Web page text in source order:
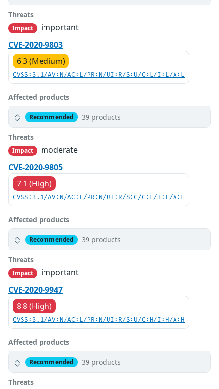
Threats
Impact
important
CVE-2020-9803
6.3 (Medium)
CVSS:3.1/AV:N/AC:L/PR:N/UI:R/S:U/C:L/I:L/A:L
Affected products
Recommended 39 products
Threats
Impact
moderate
CVE-2020-9805
7.1 (High)
CVSS:3.1/AV:N/AC:L/PR:N/UI:R/S:C/C:L/I:L/A:L
Affected products
Recommended 39 products
Threats
Impact
important
CVE-2020-9947
8.8 (High)
CVSS:3.1/AV:N/AC:L/PR:N/UI:R/S:U/C:H/I:H/A:H
Affected products
Recommended 39 products
Threats